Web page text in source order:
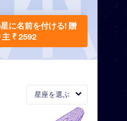
星座を選ぶ
に名前を付ける! 贈
主 ₹ 2592